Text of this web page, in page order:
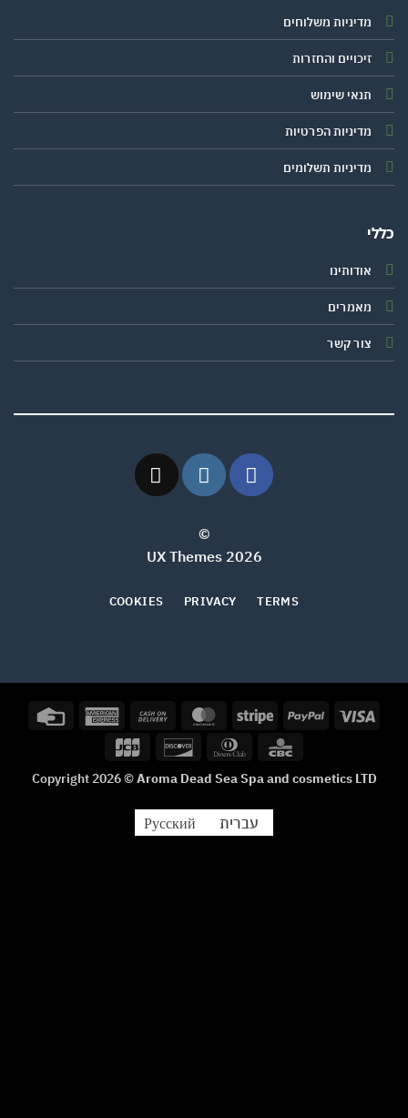
מדיניות משלוחים
זיכויים והחזרות
תנאי שימוש
מדיניות הפרטיות
מדיניות תשלומים
אודותינו
מאמרים
צור קשר
2026 UX Themes
TERMS
PRIVACY
COOKIES
Visa
PayPal
Stripe
MasterCard
Cash
Delivery
American
Credit
CBC
Dinners
Discover
JCB
Copyright 2026 ©Aroma Dead Sea Spa and cosmetics LTD
עברית Русский